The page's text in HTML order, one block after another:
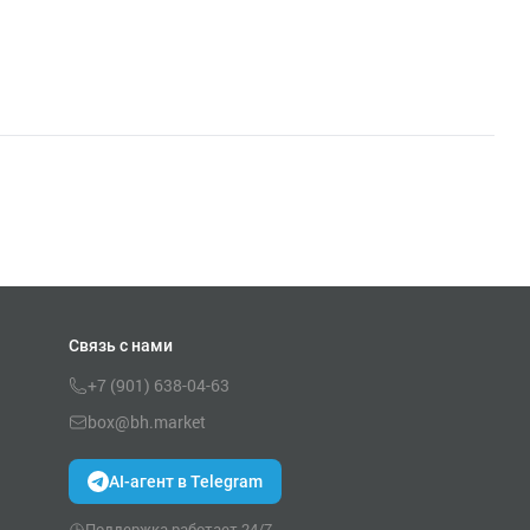
Связь с нами
+7 (901) 638-04-63
box@bh.market
AI-агент в Telegram